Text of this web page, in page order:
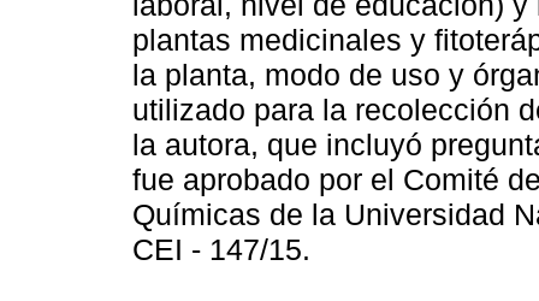
plantas medicinales y
la planta, modo de uso y
utilizado para la recolección
la autora, que incluyó
fue aprobado por el Comité
Químicas de la Universidad
CEI - 147/15.